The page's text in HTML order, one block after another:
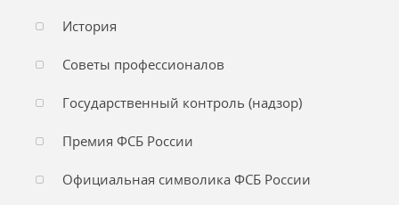
История
Советы профессионалов
Государственный контроль (надзор)
Премия ФСБ России
Официальная символика ФСБ России